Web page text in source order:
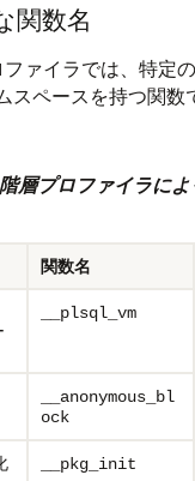
関数名
ァイラでは、特定
スペースを持つ関数
層プロファイラによ
関数名
__plsql_vm
__anonymous_bl
ock
__pkg_init